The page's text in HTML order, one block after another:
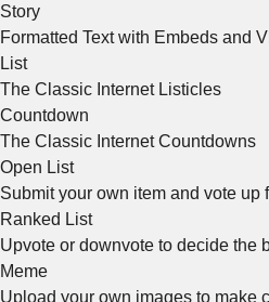
Story
Formatted Text with Embeds and
List
The Classic Internet Listicles
Countdown
The Classic Internet Countdowns
Open List
Submit your own item and vote up
Ranked List
Upvote or downvote to decide the
Meme
Upload your own images to make